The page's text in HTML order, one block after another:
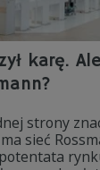
karę.
strony
sieć